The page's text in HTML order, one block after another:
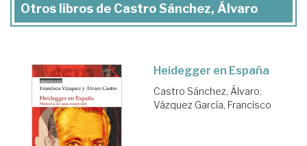
Otros libros de Castro Sánchez, Álvaro
Heidegger en España
Castro Sánchez, Álvaro;
Vázquez García, Francisco